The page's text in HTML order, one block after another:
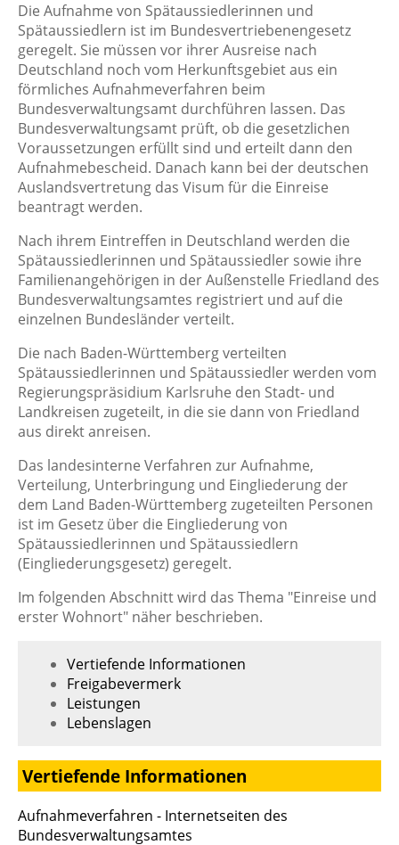
Die Aufnahme von Spätaussiedlerinnen und
Spätaussiedlern ist im Bundesvertriebenengesetz
geregelt. Sie müssen vor ihrer Ausreise nach
Deutschland noch vom Herkunftsgebiet aus ein
förmliches Aufnahmeverfahren beim
Bundesverwaltungsamt durchführen lassen. Das
Bundesverwaltungsamt prüft, ob die gesetzlichen
Voraussetzungen erfüllt sind und erteilt dann den
Aufnahmebescheid. Danach kann bei der deutschen
Auslandsvertretung das Visum für die Einreise
beantragt werden.
Nach ihrem Eintreffen in Deutschland werden die
Spätaussiedlerinnen und Spätaussiedler sowie ihre
Familienangehörigen in der Außenstelle Friedland des
Bundesverwaltungsamtes registriert und auf die
einzelnen Bundesländer verteilt.
Die nach Baden-Württemberg verteilten
Spätaussiedlerinnen und Spätaussiedler werden vom
Regierungspräsidium Karlsruhe den Stadt- und
Landkreisen zugeteilt, in die sie dann von Friedland
aus direkt anreisen.
Das landesinterne Verfahren zur Aufnahme,
Verteilung, Unterbringung und Eingliederung der
dem Land Baden-Württemberg zugeteilten Personen
ist im Gesetz über die Eingliederung von
Spätaussiedlerinnen und Spätaussiedlern
(Eingliederungsgesetz) geregelt.
Im folgenden Abschnitt wird das Thema "Einreise und
erster Wohnort" näher beschrieben.
Vertiefende Informationen
Freigabevermerk
Leistungen
Lebenslagen
Vertiefende Informationen
Aufnahmeverfahren - Internetseiten des
Bundesverwaltungsamtes